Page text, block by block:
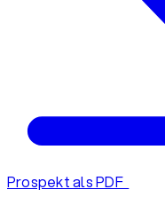
Prospekt als PDF